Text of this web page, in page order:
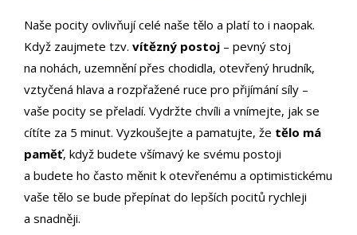
Naše pocity ovlivňují celé naše tělo a platí to i naopak.
Když zaujmete tzv. vítězný postoj – pevný stoj
na nohách, uzemnění přes chodidla, otevřený hrudník,
vztyčená hlava a rozpřažené ruce pro přijímání síly –
vaše pocity se přeladí. Vydržte chvíli a vnímejte, jak se
cítíte za 5 minut. Vyzkoušejte a pamatujte, že tělo má
paměť, když budete všímavý ke svému postoji
a budete ho často měnit k otevřenému a optimistickému
vaše tělo se bude přepínat do lepších pocitů rychleji
a snadněji.